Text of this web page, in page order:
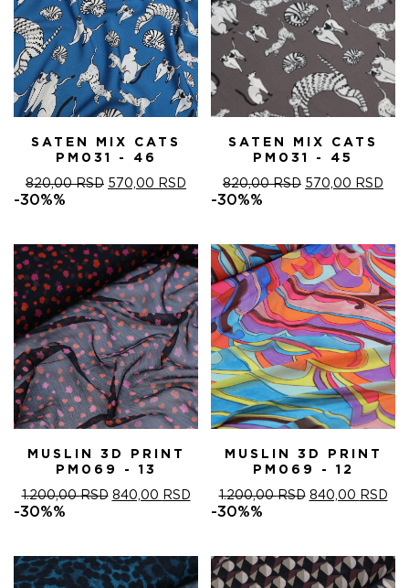
SATEN MIX CATS
PM031 - 46
820,00RSD ОРИГИНАЛНА
820,00 RSD.
570,00 RSD ТРЕНУТНА
ЦЕНА
-30%%
SATEN MIX CATS
PM031 - 45
820,00RSD ОРИГИНАЛНА
820,00 RSD.
570,00 RSD
-30%%
MUSLIN 3D PRINT
PM069 - 13
1.200,00RSD ОРИГИНАЛНА
1.200,00 RSD.
840,00 RSDТРЕНУТНА
ЦЕНА
-30%%
MUSLIN 3D PRINT
PM069 - 12
1.200,00RSD ОРИГИНАЛНА
1.200,00 RSD.
840,00 RSD
-30%%